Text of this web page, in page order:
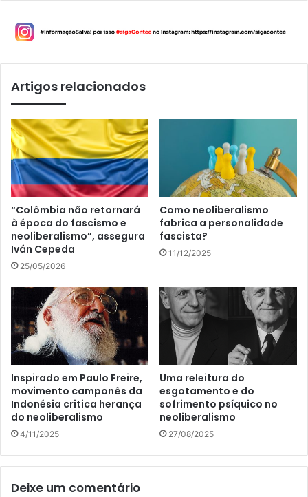
Artigos relacionados
“Colômbia não retornará
à época do fascismo e
neoliberalismo”, assegura
Iván Cepeda
25/05/2026
Como neoliberalismo
fabrica a personalidade
fascista?
11/12/2025
Inspirado em Paulo Freire,
movimento camponês da
Indonésia critica herança
do neoliberalismo
4/11/2025
Uma releitura do
esgotamento e do
sofrimento psíquico no
neoliberalismo
27/08/2025
Deixe um comentário